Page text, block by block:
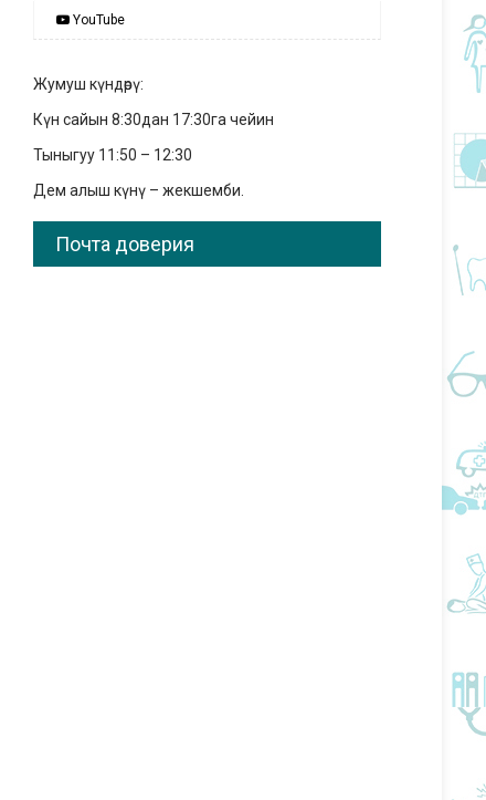
YouTube
Жумуш күндөрү:
Күн сайын 8:30дан 17:30га чейин
Тыныгуу 11:50 – 12:30
Дем алыш күнү – жекшемби.
Почта доверия